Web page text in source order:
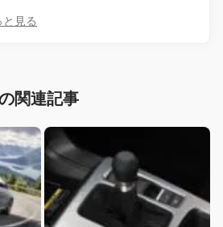
見る
関連記事